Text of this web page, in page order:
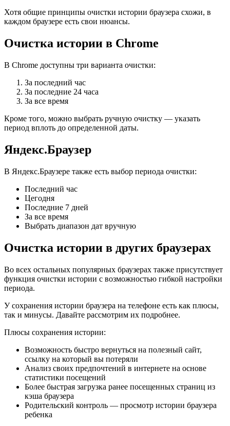
Хотя общие принципы очистки истории браузера схожи, в
каждом браузере есть свои нюансы.
Очистка истории в Chrome
В Chrome доступны три варианта очистки:
За последний час
За последние 24 часа
За все время
Кроме того, можно выбрать ручную очистку — указать
период вплоть до определенной даты.
Яндекс.Браузер
В Яндекс.Браузере также есть выбор периода очистки:
Последний час
Цегодня
Последние 7 дней
За все время
Выбрать диапазон дат вручную
Очистка истории в других браузерах
Во всех остальных популярных браузерах также присутствует
функция очистки истории с возможностью гибкой настройки
периода.
У сохранения истории браузера на телефоне есть как плюсы,
так и минусы. Давайте рассмотрим их подробнее.
Плюсы сохранения истории:
Возможность быстро вернуться на полезный сайт,
ссылку на который вы потеряли
Анализ своих предпочтений в интернете на основе
статистики посещений
Более быстрая загрузка ранее посещенных страниц из
кэша браузера
Родительский контроль — просмотр истории браузера
ребенка